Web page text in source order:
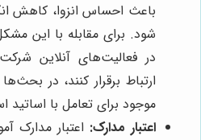
باعث احساس انزوا، کاهش
شود. برای مقابله با این
در فعالیت‌های آنلاین
ارتباط برقرار کنند، در
موجود برای تعامل با اساتید
اعتبار مدارک: اعتبار مدارک